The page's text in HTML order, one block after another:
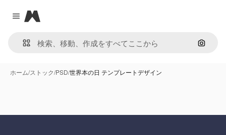
Close menu
Magnific
画像で
ホーム/ストック/PSD/世界本の日 テンプレートデザイン